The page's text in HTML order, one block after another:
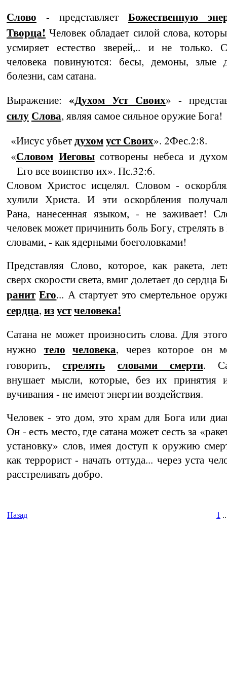
Слово - представляет
Божественную
Творца! Человек обладает силой слова,
усмиряет естество зверей,.. и не только.
человека повинуются: бесы, демоны, злые
болезни, сам сатана.
Выражение: «Духом Уст Своих» -
силуСлова, являя самое сильное оружие Бога!
«Иисус убьетдухомуст Своих». 2Фес.2:8.
«Словом Иеговысотворены небеса и
Его все воинство их». Пс.32:6.
Словом Христос исцелял. Словом -
хулили Христа. И эти оскорбления
Рана, нанесенная языком, - не заживает!
человек может причинить боль Богу, стрелять
словами, - как ядерными боеголовками!
Представляя Слово, которое, как ракета,
сверх скорости света, вмиг долетает до сердца
ранит Его... А стартует это смертельное
сердца, изустчеловека!
Сатана не может произносить слова. Для
нужно тело человека, через которое он
говорить,стрелять словами смерти.
внушает мысли, которые, без их принятия
вучивания - не имеют энергии воздействия.
Человек - это дом, это храм для Бога или
Он - есть место, где сатана может сесть за
установку» слов, имея доступ к оружию
как террорист - начать оттуда... через уста
расстреливать добро.
Назад 1